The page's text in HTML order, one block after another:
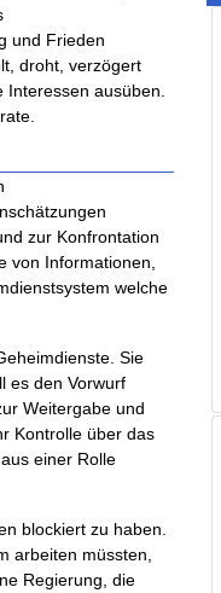
und Frieden
droht, verzögert
ausüben.
zur Konfrontation
von Informationen,
welche
Sie
es den Vorwurf
Weitergabe und
Kontrolle über das
einer Rolle
blockiert zu haben.
arbeiten müssten,
Regierung, die